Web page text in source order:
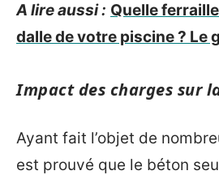
A lire aussi : Quelle
dalle de votre piscine ? Le
Impact des charges sur
Ayant fait l’objet de
est prouvé que le béton